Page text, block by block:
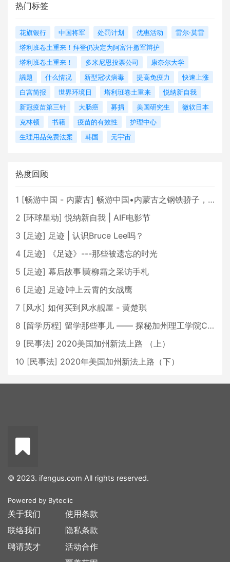
热门标签
花旗银行 中国将军 处罚计划 优惠活动
雷尔·莫雷
塔利班卷土重来！拜登仍决定为阿富汗撤军辩护
塔利班卷土重来！
多米尼恩投票公司
康奈尔大学
議題
什么情况 新型冠状病毒 提高免疫力
快速上涨
白宫简报
世界环境日 塔利班卷土重来
悦纳新自我
新冠疫苗第三针
大肠癌 募捐 美国研究生
微软日本
克林顿
书籍 疫苗的有效性
护理中心
生理用品免费法案
韩国 元宇宙
热度回顾
1 [畅游中国 - 内蒙古] 畅游中国•内蒙古之钢铁骄子，魅力包头
2 [环球星动] 悦纳新自我 | AIF电影节
3 [足迹] 足迹 | 认识Bruce Lee吗？
4 [足迹]
《足迹》---那些被遗忘的时光
5 [足迹] 幕后故事∣黄柳霜之采访手札
6 [足迹] 足迹∣冲上云霄的女战鹰
7 [风水] 如何买到风水靓屋 - 黄楚琪
8 [留学历程] 留学那些事儿 —— 探秘加州理工学院Caltech博士生活 [上集]
9 [民事法] 2020美国加州新法上路 （上）
10 [民事法] 2020年美国加州新法上路（下）
© 2023. ifengus.com All rights reserved.
Powered by Byteclic
关于我们
联络我们
聘请英才
使用条款
隐私条款
活动合作